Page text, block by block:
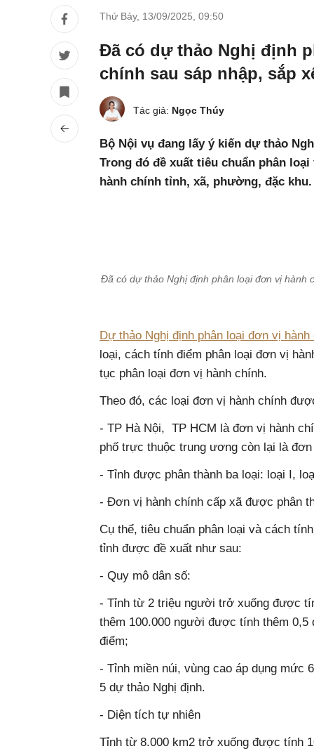
Thứ Bảy, 13/09/2025 09:50
Đã có dự thảo Nghị định
chính sau sáp nhập, sắp
Tác giả: Ngọc Thúy
Bộ Nội vụ đang lấy ý kiến dự thảo
Trong đó đề xuất tiêu chuẩn phân
hành chính tỉnh, xã, phường, đặc khu.
Đã có dự thảo Nghị định phân loại đơn vị hành
Dự thảo Nghị định phân loại đơn vị hành
loại, cách tính điểm phân loại đơn vị
tục phân loại đơn vị hành chính.
Theo đó, các loại đơn vị hành chính
- TP Hà Nội, TP HCM là đơn vị hành
phố trực thuộc trung ương còn lại là
- Tỉnh được phân thành ba loại: loại I,
- Đơn vị hành chính cấp xã được phân
Cụ thể, tiêu chuẩn phân loại và cách
tỉnh được đề xuất như sau:
- Quy mô dân số:
- Tỉnh từ 2 triệu người trở xuống được
thêm 100.000 người được tính thêm 0,5
điểm;
- Tỉnh miền núi, vùng cao áp dụng mức
5 dự thảo Nghị định.
- Diện tích tự nhiên
Tỉnh từ 8.000 km2 trở xuống được tính